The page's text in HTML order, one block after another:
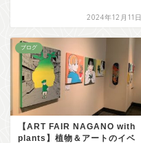
2024年12月11日
ブログ
【ART FAIR NAGANO with
plants】植物＆アートのイベ